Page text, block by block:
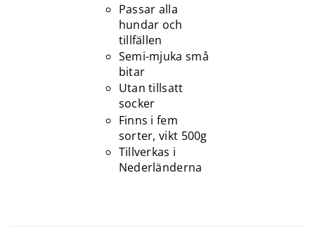
Passar alla
hundar och
tillfällen
Semi-mjuka små
bitar
Utan tillsatt
socker
Finns i fem
sorter, vikt 500g
Tillverkas i
Nederländerna